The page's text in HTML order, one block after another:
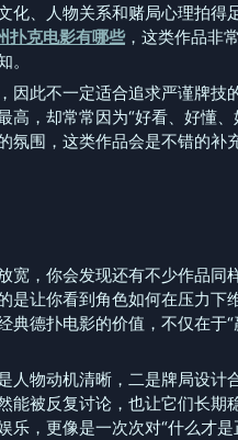
化、人物关系和赌局心理拍得
扑克电影有哪些，这类作品非
因此不一定适合追求严谨牌技
高，却常常因为“好看、好懂、
围，这类作品会是不错的补充
宽，你会发现还有不少作品同
是让你看到角色如何在压力下
典德扑电影的价值，不仅在于“
人物动机清晰，二是牌局设计
能被反复讨论，也让它们长期
乐，更像是一次次对“什么才